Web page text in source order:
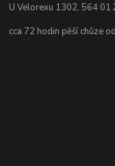
U Velorexu 1302, 564 01
cca 72 hodin pěší chůze